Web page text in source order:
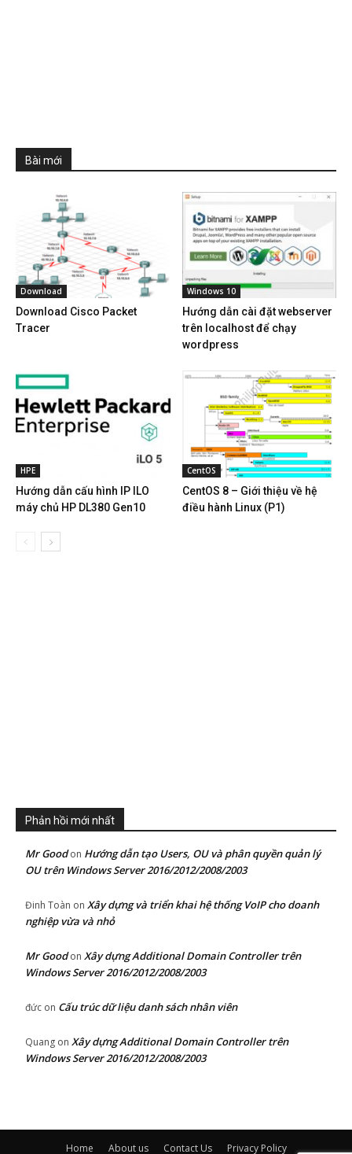
Bài mới
Download
Download Cisco Packet
Tracer
Windows 10
Hướng dẫn cài đặt webserver
trên localhost để chạy
wordpress
HPE
Hướng dẫn cấu hình IP ILO
máy chủ HP DL380 Gen10
CentOS
CentOS 8 – Giới thiệu về hệ
điều hành Linux (P1)
Phản hồi mới nhất
Mr Goodon Hướng dẫn tạo Users, OU và phân quyền quản lý
OU trên Windows Server 2016/2012/2008/2003
Đinh Toàn on Xây dựng và triển khai hệ thống VoIP cho doanh
nghiệp vừa và nhỏ
Mr Goodon Xây dựng Additional Domain Controller trên
Windows Server 2016/2012/2008/2003
đức on Cấu trúc dữ liệu danh sách nhân viên
Quang on Xây dựng Additional Domain Controller trên
Windows Server 2016/2012/2008/2003
Home About us Contact Us Privacy Policy